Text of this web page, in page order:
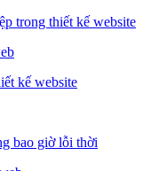
trong thiết kế website
kế website
bao giờ lỗi thời